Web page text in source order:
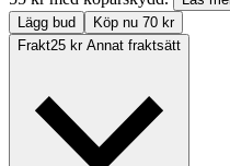
Lägg bud
Köp nu 70 kr
Frakt25 kr Annat fraktsätt